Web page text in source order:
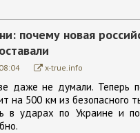
почему новая
x-true.info
даже не думали. Теперь
на 500 км из безопасного
в ударах по Украине и